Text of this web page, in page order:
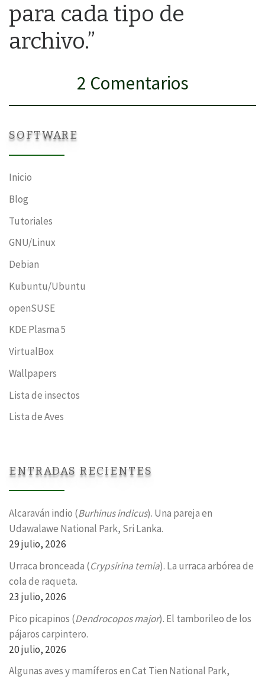
para cada tipo de
archivo.”
2 Comentarios
SOFTWARE
Inicio
Blog
Tutoriales
GNU/Linux
Debian
Kubuntu/Ubuntu
openSUSE
KDE Plasma 5
VirtualBox
Wallpapers
Lista de insectos
Lista de Aves
ENTRADAS RECIENTES
Alcaraván indio (Burhinus indicus). Una pareja en
Udawalawe National Park, Sri Lanka.
29 julio, 2026
Urraca bronceada (Crypsirina temia). La urraca arbórea de
cola de raqueta.
23 julio, 2026
Pico picapinos (Dendrocopos major). El tamborileo de los
pájaros carpintero.
20 julio, 2026
Algunas aves y mamíferos en Cat Tien National Park,